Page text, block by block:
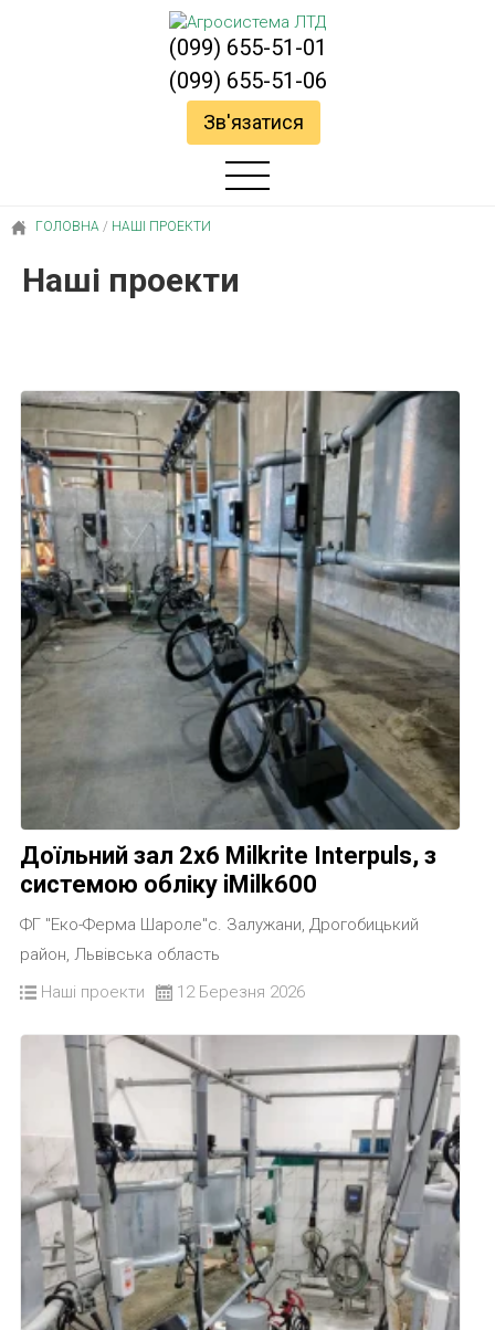
(099) 655-51-01
(099) 655-51-06
Зв'язатися
ГОЛОВНА / НАШІ ПРОЕКТИ
Наші проекти
Доїльний зал 2х6 Milkrite Interpuls, з
системою обліку iMilk600
ФГ "Еко-Ферма Шароле"с. Залужани, Дрогобицький
район, Львівська область
Наші проекти
12 Березня 2026